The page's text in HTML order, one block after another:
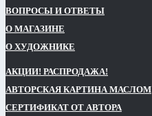
ВОПРОСЫ И ОТВЕТЫ
О МАГАЗИНЕ
О ХУДОЖНИКЕ
АКЦИИ! РАСПРОДАЖА!
АВТОРСКАЯ КАРТИНА МАСЛОМ
СЕРТИФИКАТ ОТ АВТОРА